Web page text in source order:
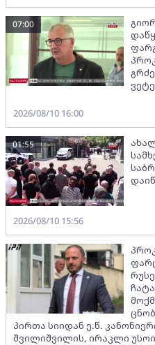
07:00
2026/08/10 16:00
01:55
2026/08/10 15:56
პირთა სიიდან ე.წ.
შვილიშვილის, ირაკლი